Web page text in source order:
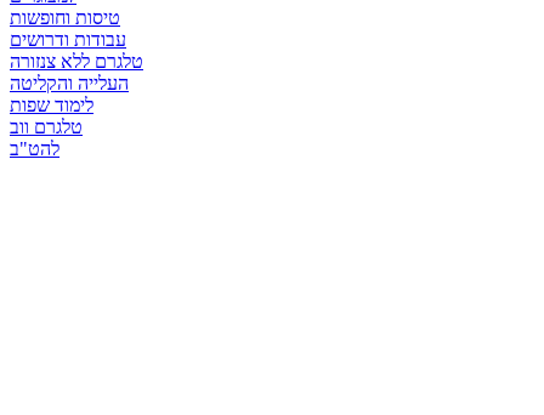
טיסות וחופשות
עבודות ודרושים
טלגרם ללא צנזורה
העלייה והקליטה
לימוד שפות
טלגרם ווב
להט"ב